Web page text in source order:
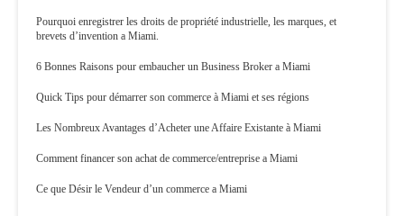
Pourquoi enregistrer les droits de propriété industrielle, les marques, et
brevets d’invention a Miami.
6 Bonnes Raisons pour embaucher un Business Broker a Miami
Quick Tips pour démarrer son commerce à Miami et ses régions
Les Nombreux Avantages d’Acheter une Affaire Existante à Miami
Comment financer son achat de commerce/entreprise a Miami
Ce que Désir le Vendeur d’un commerce a Miami